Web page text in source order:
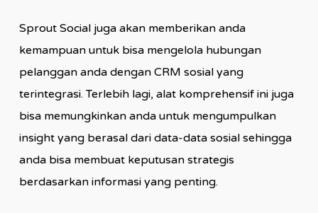
Sprout Social juga akan memberikan anda
kemampuan untuk bisa mengelola hubungan
pelanggan anda dengan CRM sosial yang
terintegrasi. Terlebih lagi, alat komprehensif ini juga
bisa memungkinkan anda untuk mengumpulkan
insight yang berasal dari data-data sosial sehingga
anda bisa membuat keputusan strategis
berdasarkan informasi yang penting.